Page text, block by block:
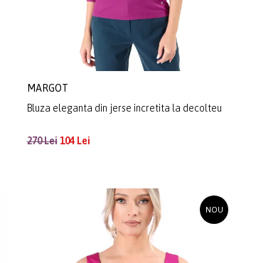
MARGOT
Bluza eleganta din jerse incretita la decolteu
270 Lei104 Lei
NOU